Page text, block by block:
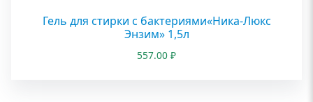
Гель для стирки с бактериями«Ника-Люкс
Энзим» 1,5л
557.00 ₽